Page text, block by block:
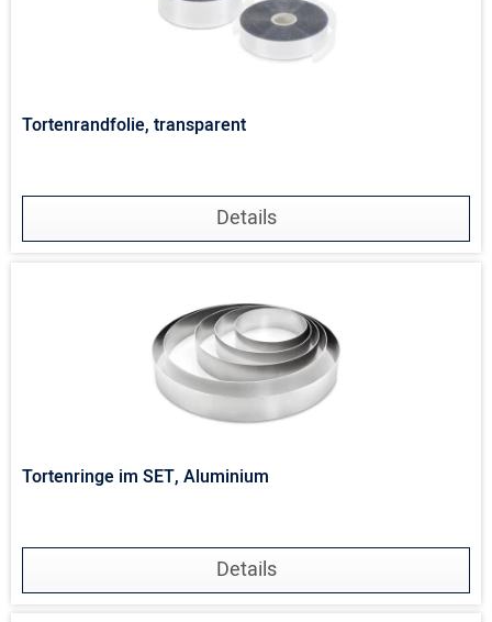
Tortenrandfolie, transparent
Details
Tortenringe im SET, Aluminium
Details